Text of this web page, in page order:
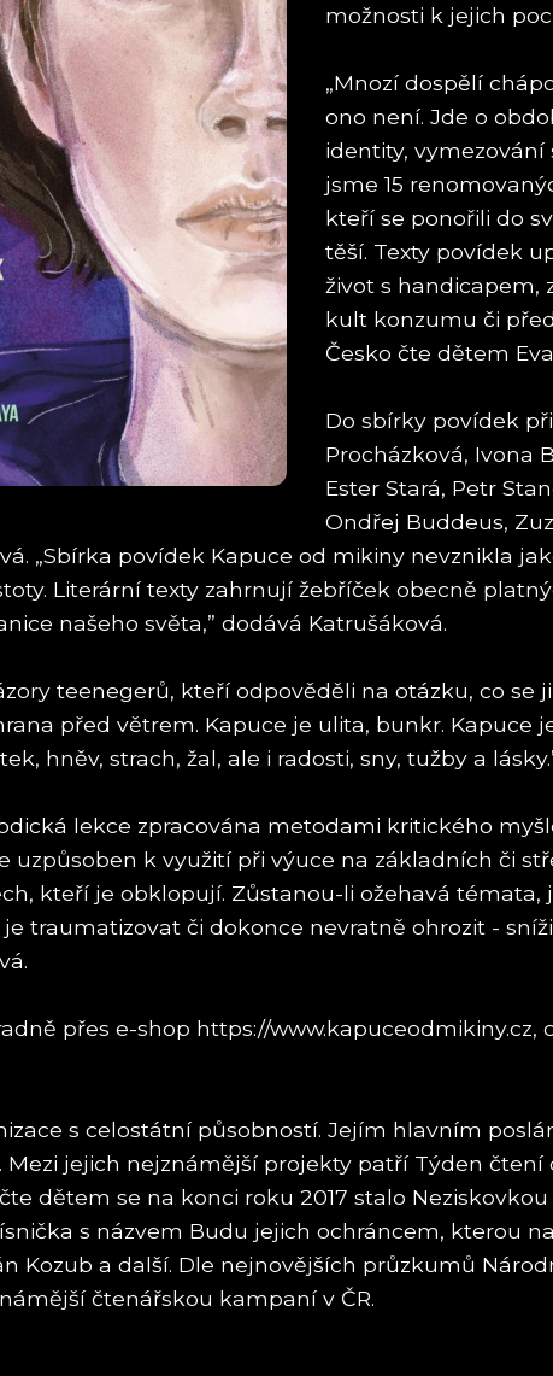
možnosti k jejich
„Mnozí dospělí
ono není. Jde o
identity, vymezování
jsme 15
kteří se ponořili do
těší. Texty povídek
život s handicapem,
kult konzumu či
Česko čte dětem
Do sbírky povídek
Procházková, Ivona
Ester Stará, Petr
Ondřej Buddeus,
„Sbírka povídek Kapuce od mikiny nevznikla
Literární texty zahrnují žebříček obecně
našeho světa,” dodává Katrušáková.
teenegerů, kteří odpověděli na otázku, co se
před větrem. Kapuce je ulita, bunkr. Kapuce
hněv, strach, žal, ale i radosti, sny, tužby a
lekce zpracována metodami kritického
k využití při výuce na základních či
kteří je obklopují. Zůstanou-li ožehavá
traumatizovat či dokonce nevratně ohrozit -
přes e-shop https://www.kapuceodmikiny.cz,
s celostátní působností. Jejím hlavním
jejich nejznámější projekty patří Týden
dětem se na konci roku 2017 stalo
s názvem Budu jejich ochráncem, kterou
Kozub a další. Dle nejnovějších průzkumů
čtenářskou kampaní v ČR.